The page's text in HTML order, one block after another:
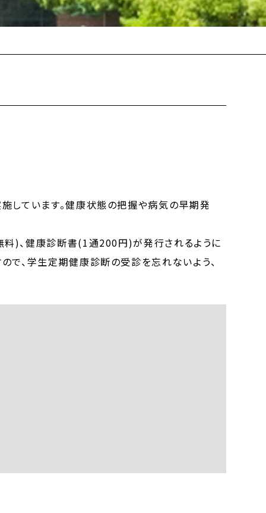
しています。健康状態の把握や病気の早期発
)、健康診断書(1通200円)が発行されるように
で、学生定期健康診断の受診を忘れないよう、